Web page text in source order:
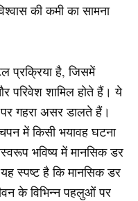
की कमी का सामना
प्रक्रिया है, जिसमें
परिवेश शामिल होते हैं। ये
गहरा असर डालते हैं।
में किसी भयावह घटना
भविष्य में मानसिक डर
स्पष्ट है कि मानसिक डर
के विभिन्न पहलुओं पर